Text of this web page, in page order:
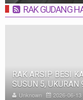
RAK GUDANG
RAK BESI
500,
Unknown